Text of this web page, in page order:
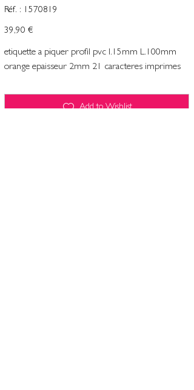
Réf. :
SKU
1570819
1570819
Preço
39,90 €
etiquette a piquer profil pvc l.15mm L.100mm
orange epaisseur 2mm 21 caracteres imprimes
Add to Wishlist